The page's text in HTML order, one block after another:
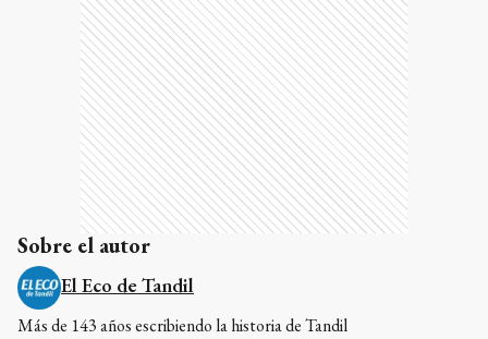
Sobre el autor
El Eco de Tandil
Más de 143 años escribiendo la historia de Tandil